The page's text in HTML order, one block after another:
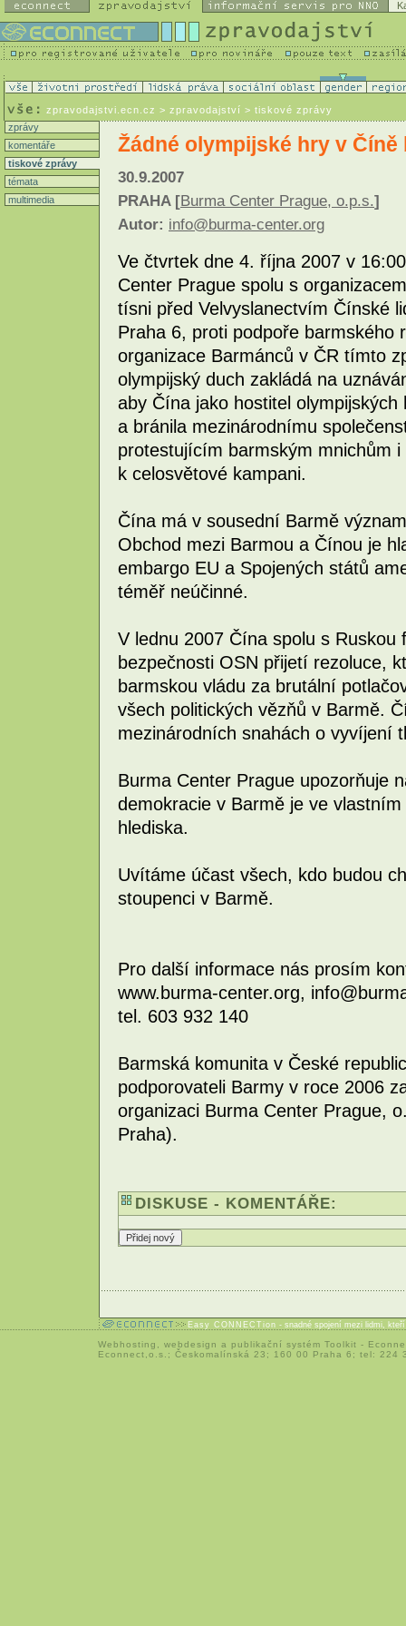
zpravodajstvi.ecn.cz > zpravodajství > tiskové zprávy
zprávy
komentáře
tiskové zprávy
témata
multimedia
Žádné olympijské hry v
30.9.2007
PRAHA [Burma Center Prague, o.p.s.]
Autor: info@burma-center.org
Ve čtvrtek dne 4. října 2007 v
Center Prague spolu s
tísni před Velvyslanectvím Čínské
Praha 6, proti podpoře barmského
organizace Barmánců v ČR tímto
olympijský duch zakládá na
aby Čína jako hostitel
a bránila mezinárodnímu
protestujícím barmským mnichům
k celosvětové kampani.
Čína má v sousední Barmě
Obchod mezi Barmou a Čínou je
embargo EU a Spojených států
téměř neúčinné.
V lednu 2007 Čína spolu s Ruskou
bezpečnosti OSN přijetí rezoluce,
barmskou vládu za brutální
všech politických vězňů v Barmě.
mezinárodních snahách o vyvíjení
Burma Center Prague upozorňuje
demokracie v Barmě je ve
hlediska.
Uvítáme účast všech, kdo budou
stoupenci v Barmě.
Pro další informace nás prosím
www.burma-center.org,
tel. 603 932 140
Barmská komunita v České
podporovateli Barmy v roce 2006
organizaci Burma Center Prague,
Praha).
DISKUSE - KOMENTÁŘE:
Easy CONNECTion - snadné spojení mezi lidmi,
Webhosting webdesign a publikační systém Toolkit -
Econnect,o.s.; Českomalínská 23; 160 00 Praha 6; tel: 224